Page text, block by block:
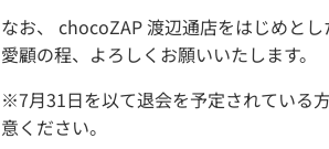
なお、 chocoZAP 渡辺通店をはじめと
愛顧の程、よろしくお願いいたします。
※7月31日を以て退会を予定されている
意ください。